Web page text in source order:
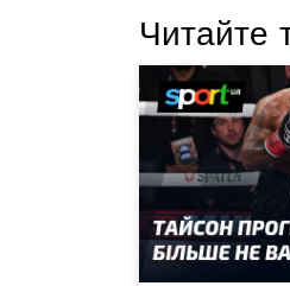
Читайте